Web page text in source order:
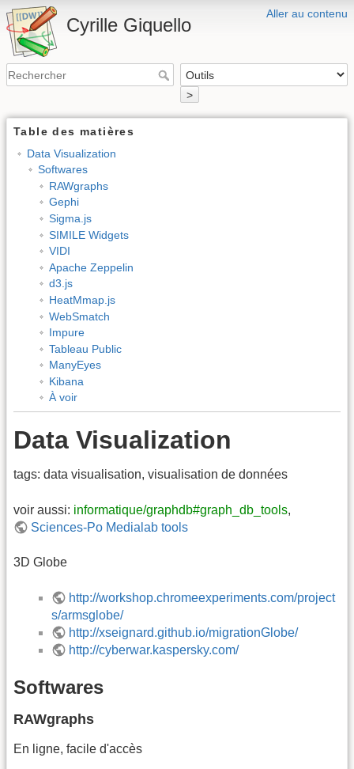
Aller au contenu
Cyrille Giquello
>
Table des matières
Data Visualization
Softwares
RAWgraphs
Gephi
Sigma.js
SIMILE Widgets
VIDI
Apache Zeppelin
d3.js
HeatMmap.js
WebSmatch
Impure
Tableau Public
ManyEyes
Kibana
À voir
Data Visualization
tags: data visualisation, visualisation de données
voir aussi: informatique/graphdb#graph_db_tools,
Sciences-Po Medialab tools
3D Globe
http://workshop.chromeexperiments.com/project
s/armsglobe/
http://xseignard.github.io/migrationGlobe/
http://cyberwar.kaspersky.com/
Softwares
RAWgraphs
En ligne, facile d'accès